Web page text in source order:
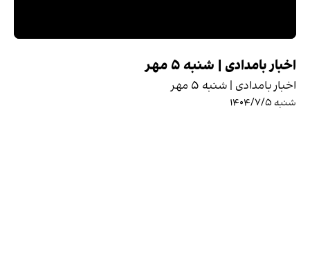
اخبار بامدادی | شنبه ۵ مهر
اخبار بامدادی | شنبه ۵ مهر
شنبه ۱۴۰۴/۷/۵